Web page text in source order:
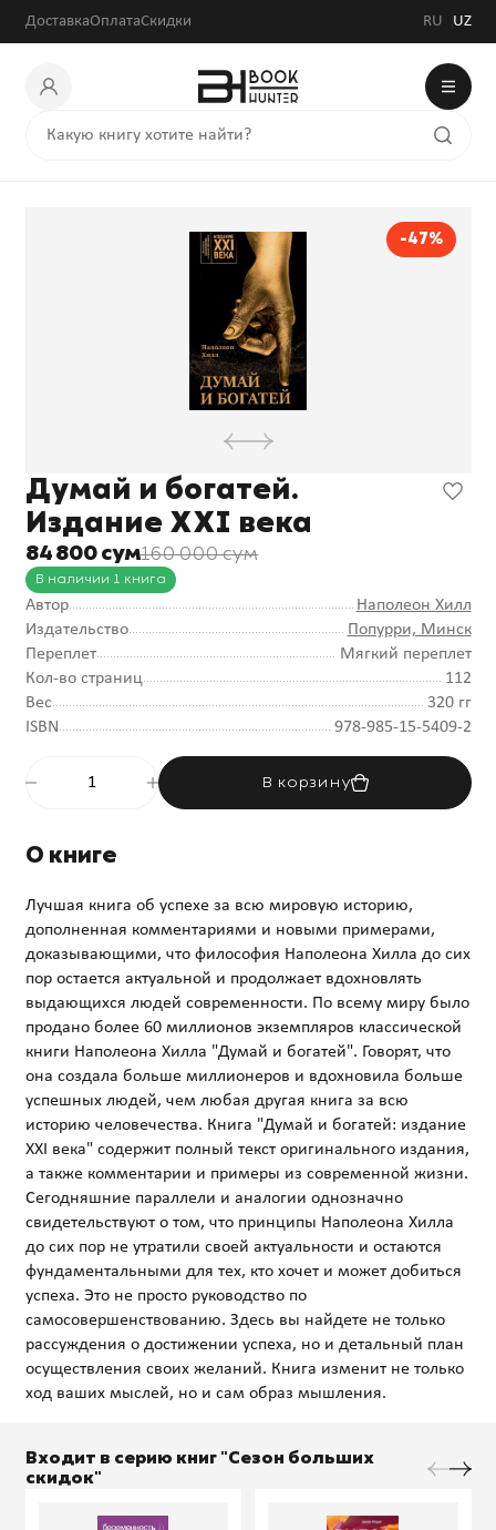
ДоставкаОплатаСкидки RU UZ
-47%
Думай и богатей.
Издание XXI века
84 800 сум160 000 сум
В наличии 1 книга
Автор
Наполеон Хилл
Издательство
Попурри, Минск
Переплет
Мягкий переплет
Кол-во страниц
112
Вес
320 гг
ISBN
978-985-15-5409-2
В корзину
О книге
Лучшая книга об успехе за всю мировую историю,
дополненная комментариями и новыми примерами,
доказывающими, что философия Наполеона Хилла до сих
пор остается актуальной и продолжает вдохновлять
выдающихся людей современности. По всему миру было
продано более 60 миллионов экземпляров классической
книги Наполеона Хилла "Думай и богатей". Говорят, что
она создала больше миллионеров и вдохновила больше
успешных людей, чем любая другая книга за всю
историю человечества. Книга "Думай и богатей: издание
XXI века" содержит полный текст оригинального издания,
а также комментарии и примеры из современной жизни.
Сегодняшние параллели и аналогии однозначно
свидетельствуют о том, что принципы Наполеона Хилла
до сих пор не утратили своей актуальности и остаются
фундаментальными для тех, кто хочет и может добиться
успеха. Это не просто руководство по
самосовершенствованию. Здесь вы найдете не только
рассуждения о достижении успеха, но и детальный план
осуществления своих желаний. Книга изменит не только
Входит в серию книг "Сезон больших
скидок"